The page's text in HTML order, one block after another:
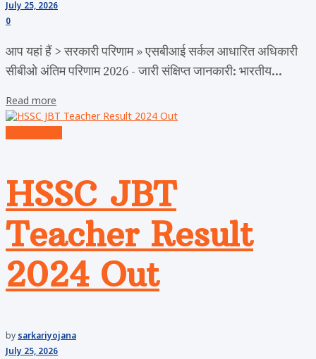
July 25, 2026
0
आप यहां हैं > सरकारी परिणाम » एसबीआई सर्कल आधारित अधिकारी
सीबीओ अंतिम परिणाम 2026 - जारी संक्षिप्त जानकारी: भारतीय...
Read more
HSSC JBT
Teacher Result
2024 Out
by sarkariyojana
July 25, 2026